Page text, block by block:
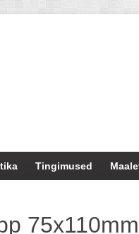
Tingimused